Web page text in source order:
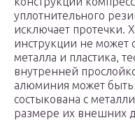
уплотнительного
исключает протечки.
инструкции не может
металла и пластика,
внутренней
алюминия может
состыкована с
размере их внешних